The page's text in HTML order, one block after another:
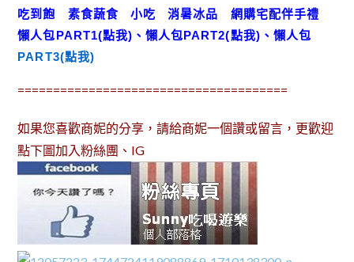
吃到飽 素食蔬食 小吃 消暑冰品
網購宅配伴手禮
懶人包PART1(點我) 、懶人包PART2(點我) 、 懶人包
PART3(點我)
======================================
如果您喜歡商妮的分享，請給商妮一個讚或留言，更歡迎
點下圖加入粉絲團、IG